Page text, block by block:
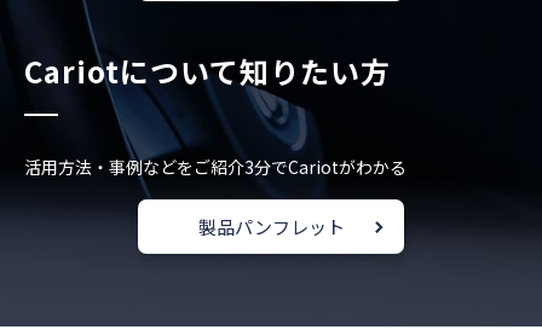
Cariotについて知りたい方
活用方法・事例などをご紹介3分でCariotがわかる
製品パンフレット